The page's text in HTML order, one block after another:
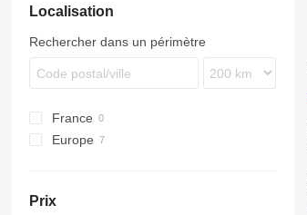
Localisation
Rechercher dans un périmètre
France
Europe
Prix